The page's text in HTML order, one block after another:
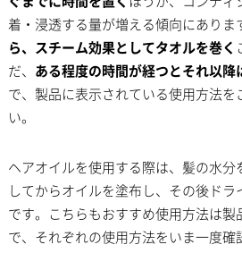
着・浸透する量が増える傾向にありま
ら、スチーム効果としてタオルを巻く
だ、 ある程度の時間が経つとそれ以降
で、製品に表示されている使用方法を
い。
ヘアオイルを使用する際は、髪の水分
してからオイルを塗布し、その後ド
です。こちらもおすすめ使用方法は製
で、それぞれの使用方法をいま一度確